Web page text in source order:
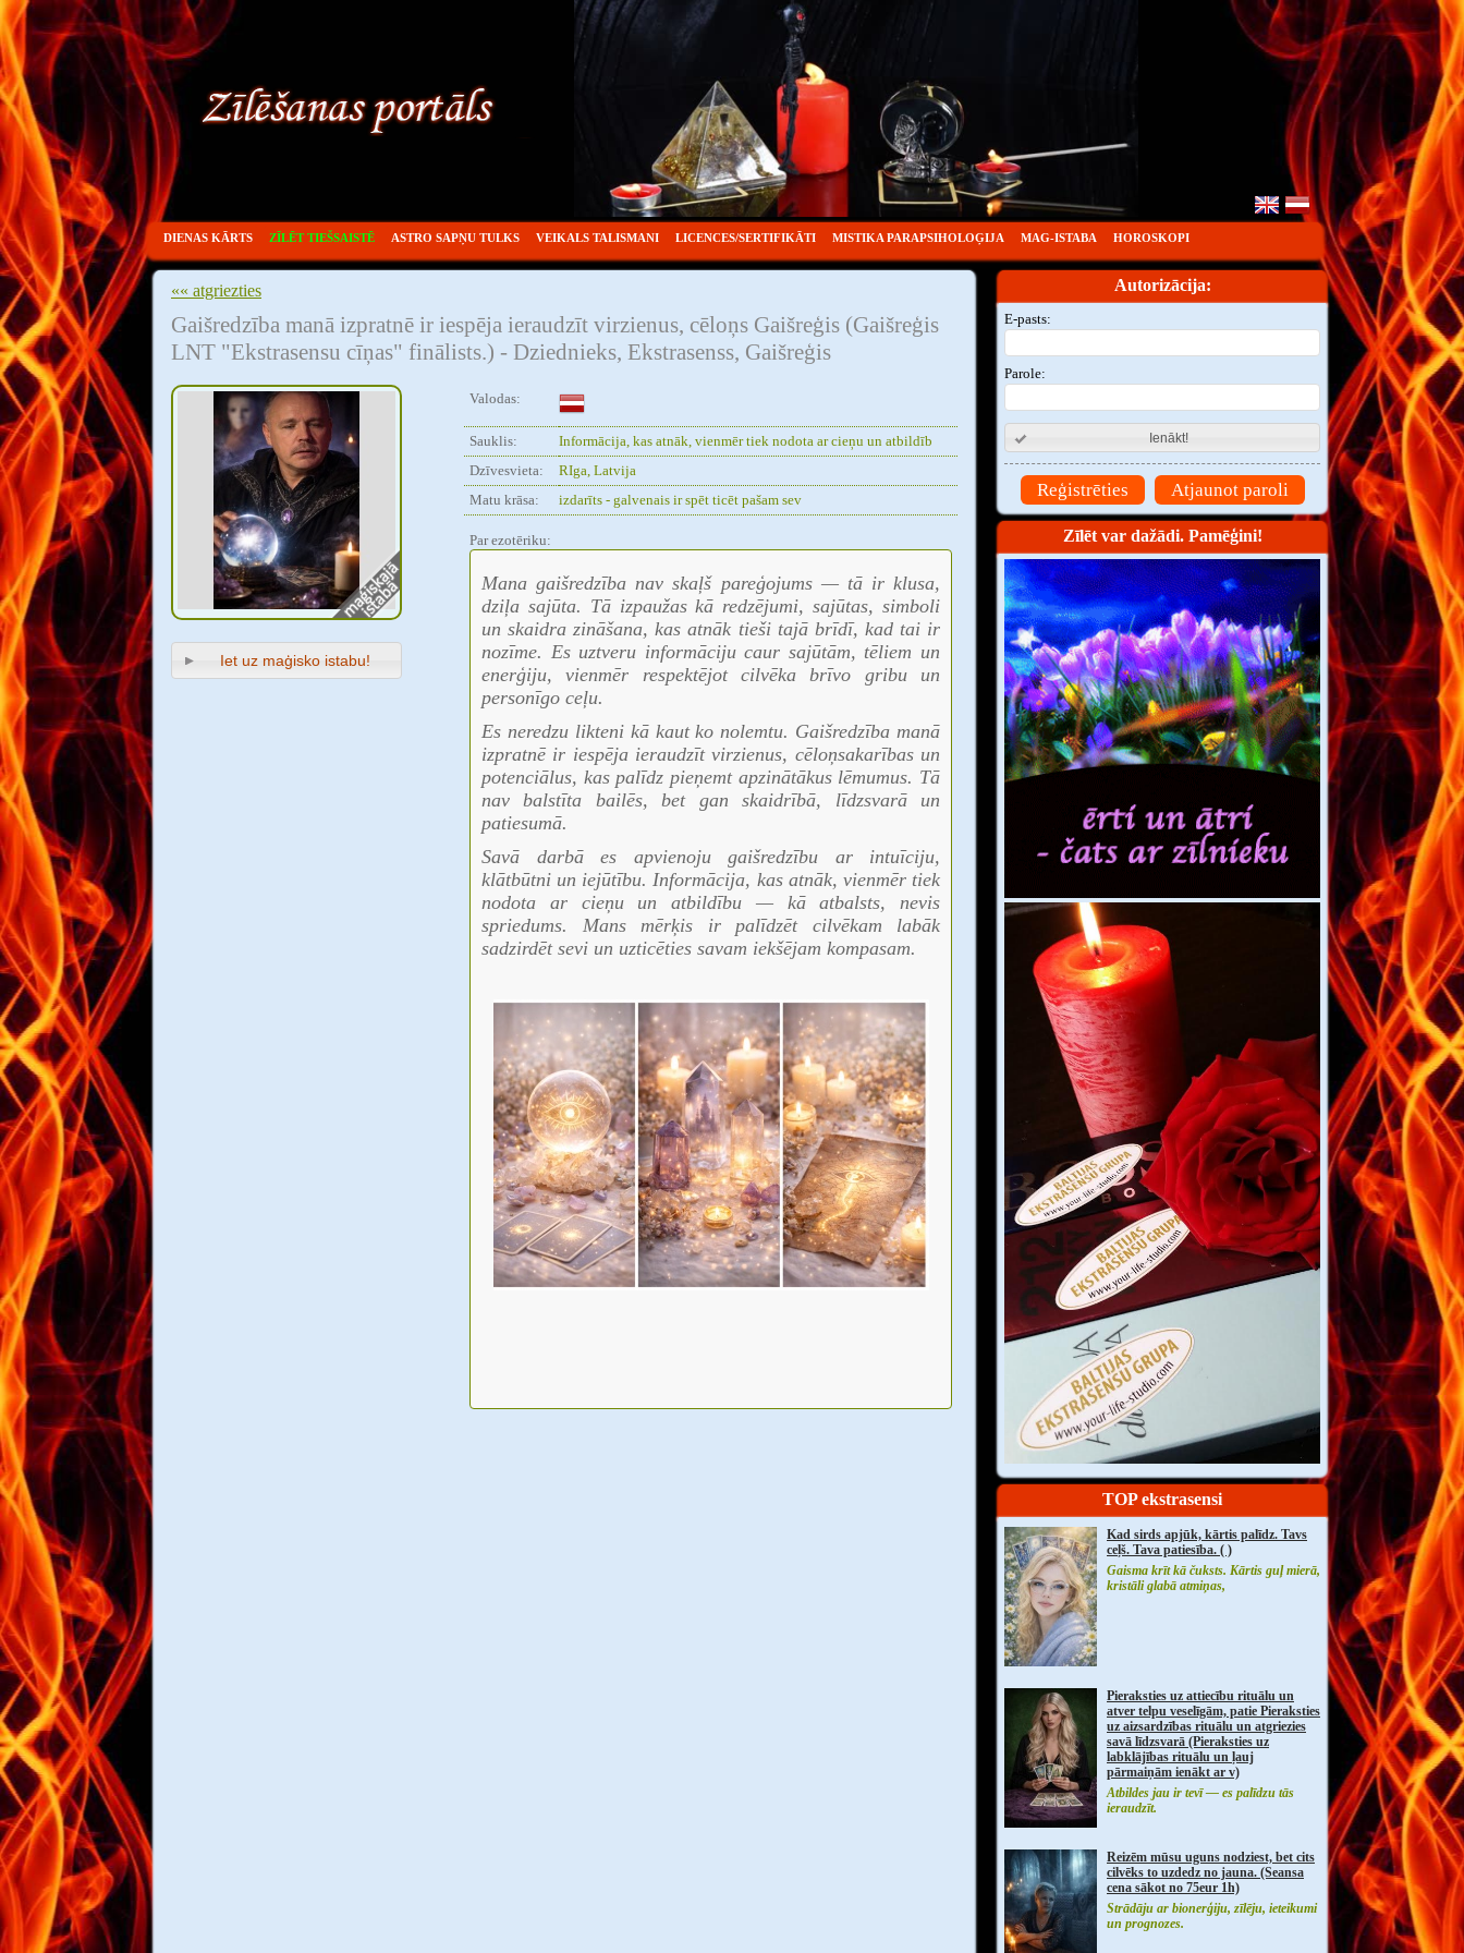
DIENAS KĀRTS ZĪLĒT TIEŠSAISTĒ ASTRO SAPŅU TULKS VEIKALS TALISMANI LICENCES/SERTIFIKĀTI MISTIKA PARAPSIHOLOĢIJA MAG-ISTABA HOROSKOPI
«« atgriezties
Gaišredzība manā izpratnē ir iespēja ieraudzīt virzienus, cēloņs Gaišreģis (Gaišreģis
LNT "Ekstrasensu cīņas" finālists.) - Dziednieks, Ekstrasenss, Gaišreģis
Iet uz maģisko istabu!
Valodas:
Sauklis:
Informācija, kas atnāk, vienmēr tiek nodota ar cieņu un atbildīb
Dzīvesvieta:
RIga, Latvija
Matu krāsa:
izdarīts - galvenais ir spēt ticēt pašam sev
Par ezotēriku:
Mana gaišredzība nav skaļš pareģojums — tā ir klusa,
dziļa sajūta. Tā izpaužas kā redzējumi, sajūtas, simboli
un skaidra zināšana, kas atnāk tieši tajā brīdī, kad tai ir
nozīme. Es uztveru informāciju caur sajūtām, tēliem un
enerģiju, vienmēr respektējot cilvēka brīvo gribu un
personīgo ceļu.
Es neredzu likteni kā kaut ko nolemtu. Gaišredzība manā
izpratnē ir iespēja ieraudzīt virzienus, cēloņsakarības un
potenciālus, kas palīdz pieņemt apzinātākus lēmumus. Tā
nav balstīta bailēs, bet gan skaidrībā, līdzsvarā un
patiesumā.
Savā darbā es apvienoju gaišredzību ar intuīciju,
klātbūtni un iejūtību. Informācija, kas atnāk, vienmēr tiek
nodota ar cieņu un atbildību — kā atbalsts, nevis
spriedums. Mans mērķis ir palīdzēt cilvēkam labāk
sadzirdēt sevi un uzticēties savam iekšējam kompasam.
Autorizācija:
E-pasts:
Parole:
Ienākt!
Reģistrēties Atjaunot paroli
Zīlēt var dažādi. Pamēģini!
TOP ekstrasensi
Kad sirds apjūk, kārtis palīdz. Tavs
ceļš. Tava patiesība. ( )
Gaisma krīt kā čuksts. Kārtis guļ mierā,
kristāli glabā atmiņas,
Pieraksties uz attiecību rituālu un
atver telpu veselīgām, patie Pieraksties
uz aizsardzības rituālu un atgriezies
savā līdzsvarā (Pieraksties uz
labklājības rituālu un ļauj
pārmaiņām ienākt ar v)
Atbildes jau ir tevī — es palīdzu tās
ieraudzīt.
Reizēm mūsu uguns nodziest, bet cits
cilvēks to uzdedz no jauna. (Seansa
cena sākot no 75eur 1h)
Strādāju ar bionerģiju, zīlēju, ieteikumi
un prognozes.